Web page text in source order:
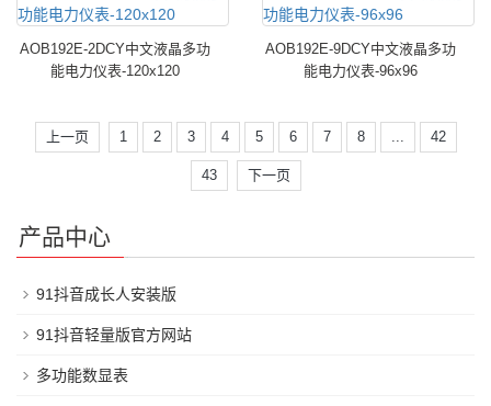
AOB192E-2DCY中文液晶多功
能电力仪表-120x120
AOB192E-9DCY中文液晶多功
能电力仪表-96x96
上一页 1 2 3 4 5 6 7 8 ... 42
43 下一页
产品中心
91抖音成长人安装版
91抖音轻量版官方网站
多功能数显表